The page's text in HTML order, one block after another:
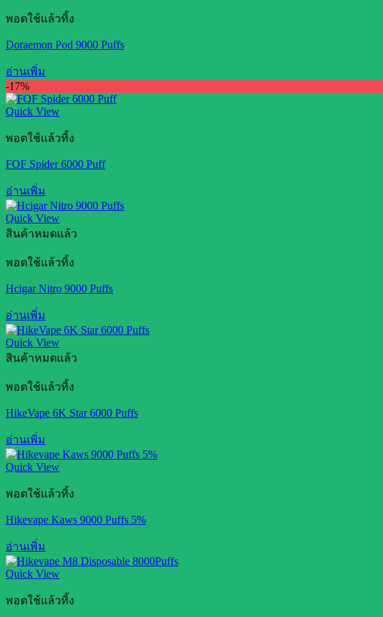
พอตใช้แล้วทิ้ง
Doraemon Pod 9000 Puffs
อ่านเพิ่ม
-17%
Quick View
พอตใช้แล้วทิ้ง
FOF Spider 6000 Puff
อ่านเพิ่ม
Quick View
สินค้าหมดแล้ว
พอตใช้แล้วทิ้ง
Hcigar Nitro 9000 Puffs
อ่านเพิ่ม
Quick View
สินค้าหมดแล้ว
พอตใช้แล้วทิ้ง
HikeVape 6K Star 6000 Puffs
อ่านเพิ่ม
Quick View
พอตใช้แล้วทิ้ง
Hikevape Kaws 9000 Puffs 5%
อ่านเพิ่ม
Quick View
พอตใช้แล้วทิ้ง